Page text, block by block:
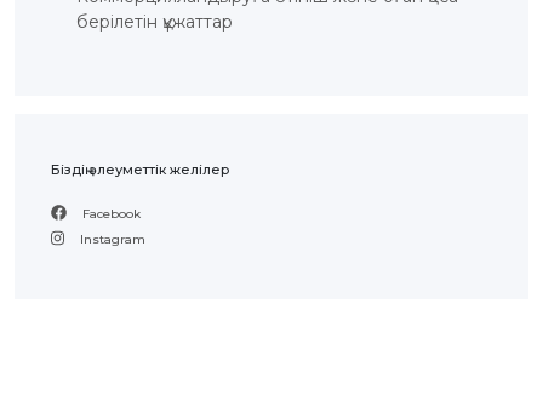
берілетін құжаттар
Біздің әлеуметтік желілер
Facebook
Instagram